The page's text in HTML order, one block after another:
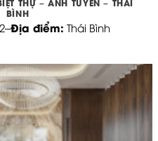
BÌNH
–Địa điểm: Thái Bình